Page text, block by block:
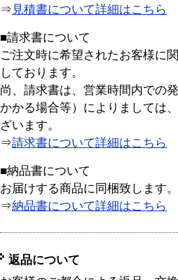
⇒ 見積書について詳細はこちら
■請求書について
ご注文時に希望されたお客様に
しております。
尚、請求書は、営業時間内での
かかる場合等）によりましては
ざいます。
⇒請求書について詳細はこちら
■納品書について
お届けする商品に同梱致します。
⇒納品書について詳細はこちら
返品について